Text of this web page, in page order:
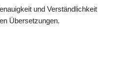
und Verständlichkeit
Übersetzungen.